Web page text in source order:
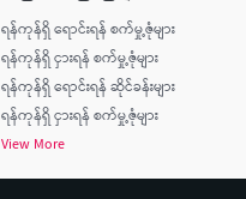
ရန်ကုန်ရှိ ရောင်းရန် စက်မှု့ဇုံများ
ရန်ကုန်ရှိ ငှားရန် စက်မှု့ဇုံများ
ရန်ကုန်ရှိ ရောင်းရန် ဆိုင်ခန်းများ
ရန်ကုန်ရှိ ငှားရန် စက်မှု့ဇုံများ
View More